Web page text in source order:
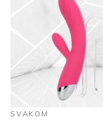
SVAKOM